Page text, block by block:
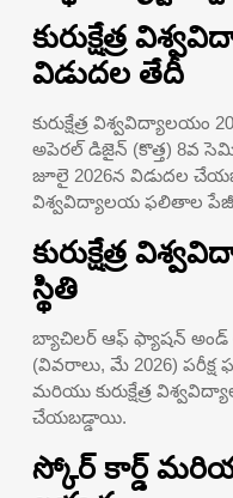
కురుక్షేత్ర
విడుదల తేదీ
కురుక్షేత్ర
అపెరల్ డిజైన్ (కొత్త) 8వ
జూలై 2026న విడుదల
విశ్వవిద్యాలయ ఫలితాల
కురుక్షేత్ర
స్థితి
బ్యాచిలర్ ఆఫ్ ఫ్యాషన్ అండ్
(వివరాలు, మే 2026)
మరియు కురుక్షేత్ర
చేయబడ్డాయి.
స్కోర్ కార్డ్